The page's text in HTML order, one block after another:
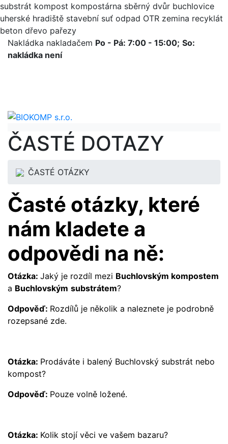
substrát kompost kompostárna sběrný dvůr buchlovice
uherské hradiště stavební suť odpad OTR zemina recyklát
beton dřevo pařezy
Nakládka nakladačem Po - Pá: 7:00 - 15:00; So:
nakládka není
ČASTÉ DOTAZY
ČASTÉ OTÁZKY
Časté otázky, které
nám kladete a
odpovědi na ně:
Otázka: Jaký je rozdíl mezi Buchlovským kompostem
a Buchlovským substrátem?
Odpověď: Rozdílů je několik a naleznete je podrobně
rozepsané zde.
Otázka: Prodáváte i balený Buchlovský substrát nebo
kompost?
Odpověď: Pouze volně ložené.
Otázka: Kolik stojí věci ve vašem bazaru?